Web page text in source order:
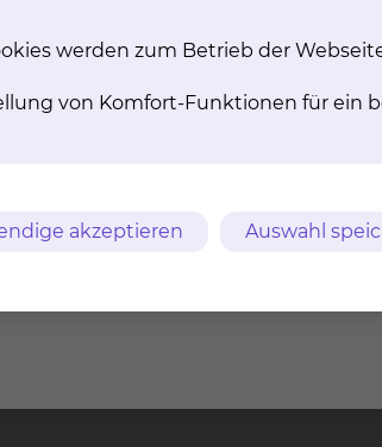
werden zum Betrieb der
von Komfort-Funktionen für ein
akzeptieren Auswahl